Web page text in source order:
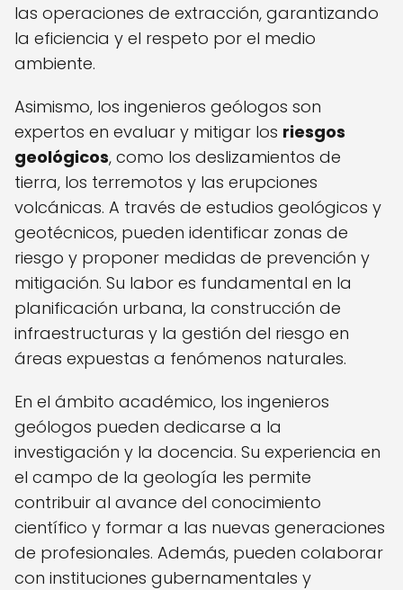
las operaciones de extracción, garantizando
la eficiencia y el respeto por el medio
ambiente.
Asimismo, los ingenieros geólogos son
expertos en evaluar y mitigar los riesgos
geológicos, como los deslizamientos de
tierra, los terremotos y las erupciones
volcánicas. A través de estudios geológicos y
geotécnicos, pueden identificar zonas de
riesgo y proponer medidas de prevención y
mitigación. Su labor es fundamental en la
planificación urbana, la construcción de
infraestructuras y la gestión del riesgo en
áreas expuestas a fenómenos naturales.
En el ámbito académico, los ingenieros
geólogos pueden dedicarse a la
investigación y la docencia. Su experiencia en
el campo de la geología les permite
contribuir al avance del conocimiento
científico y formar a las nuevas generaciones
de profesionales. Además, pueden colaborar
con instituciones gubernamentales y